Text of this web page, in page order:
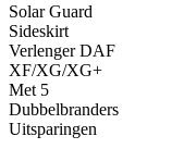
Solar Guard
Sideskirt
Verlenger DAF
XF/XG/XG+
Met 5
Dubbelbranders
Uitsparingen